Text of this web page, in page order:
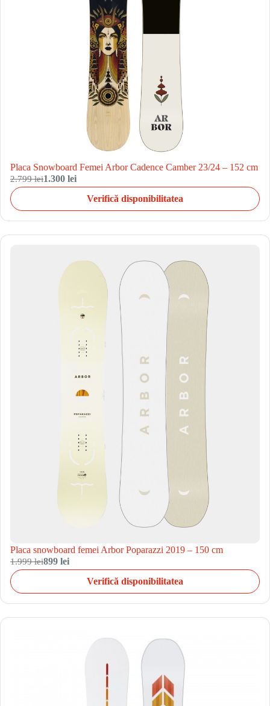
Placa Snowboard Femei Arbor Cadence Camber 23/24 – 152 cm
2.799 lei1.300 lei
Verifică disponibilitatea
Placa snowboard femei Arbor Poparazzi 2019 – 150 cm
1.999 lei899 lei
Verifică disponibilitatea